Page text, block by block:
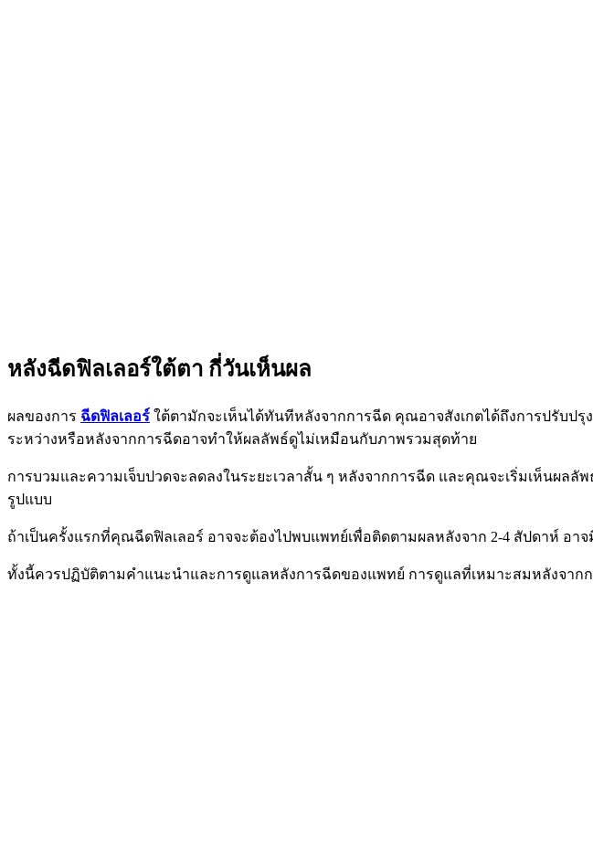
หลังฉีดฟิลเลอร์ใต้ตา กี่วันเห็นผล
ผลของการ ฉีดฟิลเลอร์ ใต้ตามักจะเห็นได้ทันทีหลังจากการฉีด คุณอาจสังเกตได้ถึงการปรับป
ระหว่างหรือหลังจากการฉีดอาจทำให้ผลลัพธ์ดูไม่เหมือนกับภาพรวมสุดท้าย
การบวมและความเจ็บปวดจะลดลงในระยะเวลาสั้น ๆ หลังจากการฉีด และคุณจะเริ่มเห็นผล
รูปแบบ
ถ้าเป็นครั้งแรกที่คุณฉีดฟิลเลอร์ อาจจะต้องไปพบแพทย์เพื่อติดตามผลหลังจาก 2-4 สัปดาห์ อา
ทั้งนี้ควรปฏิบัติตามคำแนะนำและการดูแลหลังการฉีดของแพทย์ การดูแลที่เหมาะสมหลังจา